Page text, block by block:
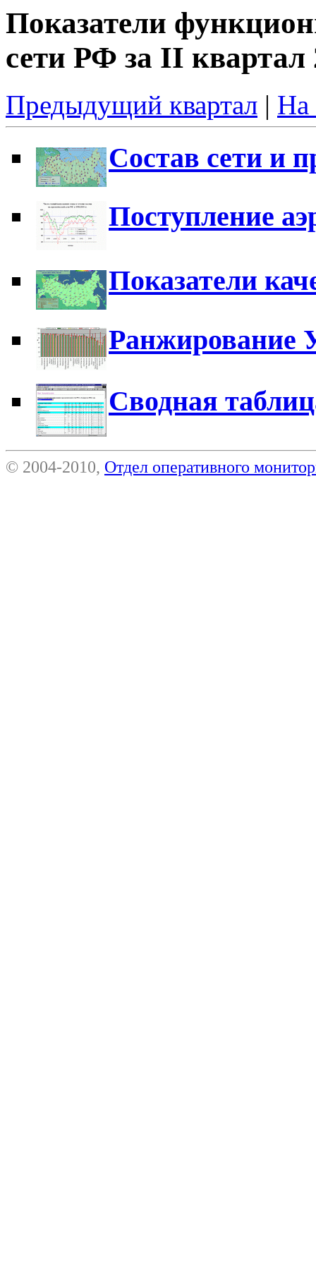
Показатели
сети РФ за II квартал
Предыдущий квартал | На
Состав сети и
Поступление
Показатели
Ранжирование
Сводная
© 2004-2010, Отдел оперативного